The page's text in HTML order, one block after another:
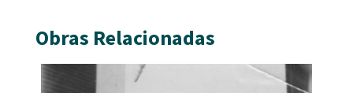
Obras Relacionadas